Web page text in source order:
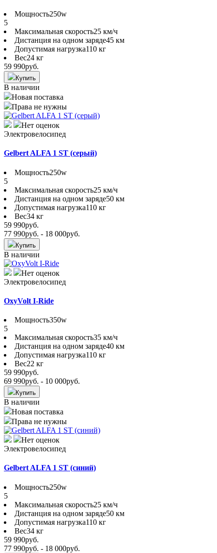
Мощность250w
5
Максимальная скорость25 км/ч
Дистанция на одном заряде45 км
Допустимая нагрузка110 кг
Вес24 кг
59 990руб.
Купить
В наличии
Новая поставка
Права не нужны
Нет оценок
Электровелосипед
Gelbert ALFA 1 ST (серый)
Мощность250w
5
Максимальная скорость25 км/ч
Дистанция на одном заряде50 км
Допустимая нагрузка110 кг
Вес34 кг
59 990руб.
77 990руб. - 18 000руб.
Купить
В наличии
Нет оценок
Электровелосипед
OxyVolt I-Ride
Мощность350w
5
Максимальная скорость35 км/ч
Дистанция на одном заряде40 км
Допустимая нагрузка110 кг
Вес22 кг
59 990руб.
69 990руб. - 10 000руб.
Купить
В наличии
Новая поставка
Права не нужны
Нет оценок
Электровелосипед
Gelbert ALFA 1 ST (синий)
Мощность250w
5
Максимальная скорость25 км/ч
Дистанция на одном заряде50 км
Допустимая нагрузка110 кг
Вес34 кг
59 990руб.
77 990руб. - 18 000руб.